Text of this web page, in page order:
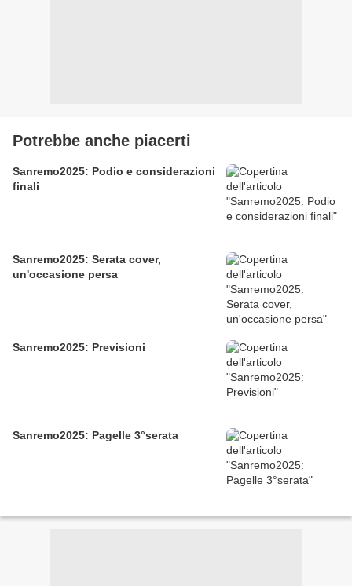
Potrebbe anche piacerti
Sanremo2025: Podio e considerazioni
finali
Sanremo2025: Serata cover,
un'occasione persa
Sanremo2025: Previsioni
Sanremo2025: Pagelle 3°serata